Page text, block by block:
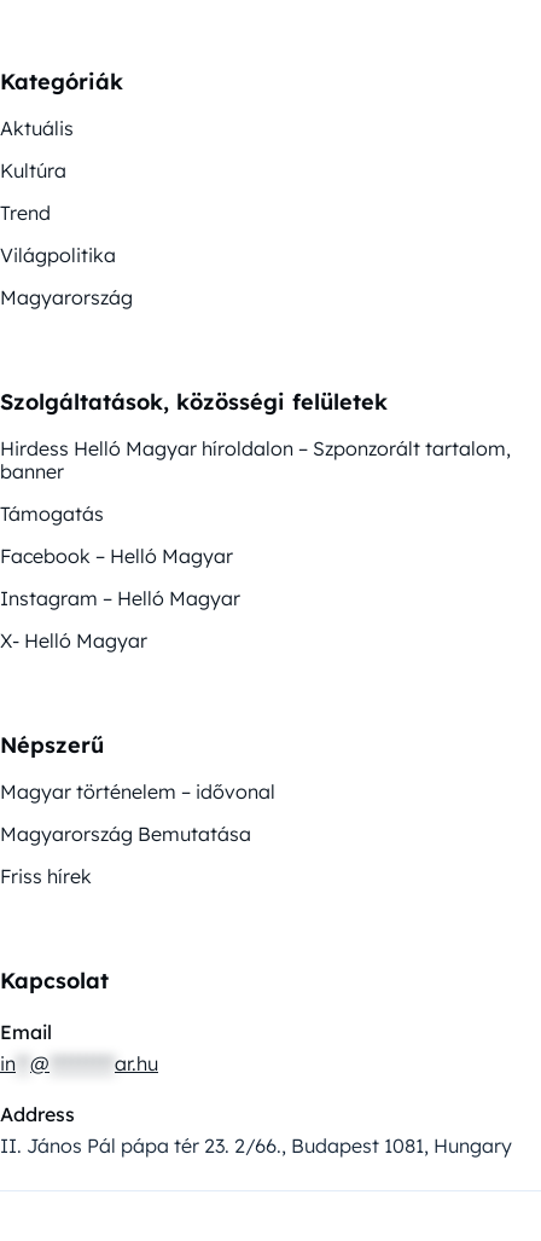
Kategóriák
Aktuális
Kultúra
Trend
Világpolitika
Magyarország
Szolgáltatások, közösségi felületek
Hirdess Helló Magyar híroldalon – Szponzorált tartalom,
banner
Támogatás
Facebook – Helló Magyar
Instagram – Helló Magyar
X- Helló Magyar
Népszerű
Magyar történelem – idővonal
Magyarország Bemutatása
Friss hírek
Kapcsolat
Email
in @ ar.hu
Address
II. János Pál pápa tér 23. 2/66., Budapest 1081, Hungary